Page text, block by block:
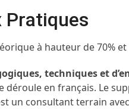
Pratiques
à hauteur de 70%
techniques et
déroule en français. Le
un consultant terrain